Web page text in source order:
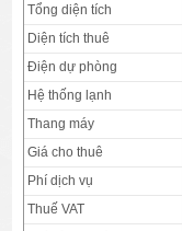
Tổng diện tích
Diện tích thuê
Điện dự phòng
Hệ thống lạnh
Thang máy
Giá cho thuê
Phí dịch vụ
Thuế VAT